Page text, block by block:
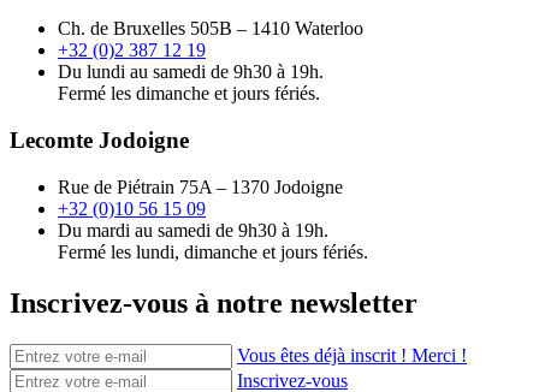
Ch. de Bruxelles 505B – 1410 Waterloo
+32 (0)2 387 12 19
Du lundi au samedi de 9h30 à 19h.
Fermé les dimanche et jours fériés.
Lecomte Jodoigne
Rue de Piétrain 75A – 1370 Jodoigne
+32 (0)10 56 15 09
Du mardi au samedi de 9h30 à 19h.
Fermé les lundi, dimanche et jours fériés.
Inscrivez-vous à notre newsletter
Vous êtes déjà inscrit ! Merci !
Inscrivez-vous